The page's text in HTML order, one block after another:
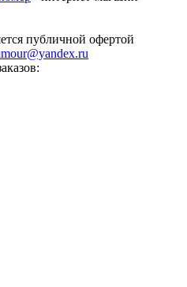
публичной офертой